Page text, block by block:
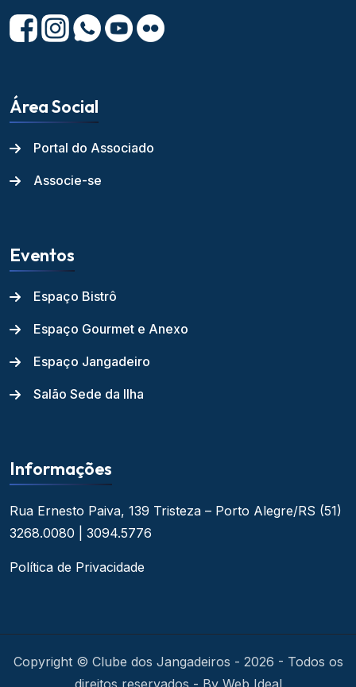
Área Social
Portal do Associado
Associe-se
Eventos
Espaço Bistrô
Espaço Gourmet e Anexo
Espaço Jangadeiro
Salão Sede da Ilha
Informações
Rua Ernesto Paiva, 139 Tristeza – Porto Alegre/RS (51)
3268.0080 | 3094.5776
Política de Privacidade
Copyright © Clube dos Jangadeiros - 2026 - Todos os
direitos reservados - By Web Ideal